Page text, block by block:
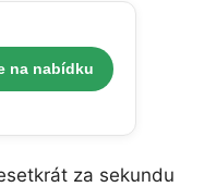
na nabídku
za sekundu